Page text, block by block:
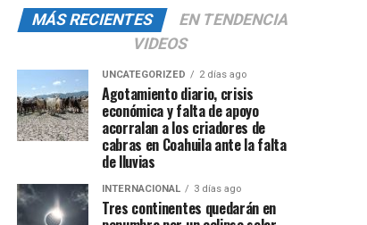
MÁS RECIENTES
EN TENDENCIA
VIDEOS
UNCATEGORIZED 2 días ago
Agotamiento diario, crisis
económica y falta de apoyo
acorralan a los criadores de
cabras en Coahuila ante la falta
de lluvias
INTERNACIONAL 3 días ago
Tres continentes quedarán en